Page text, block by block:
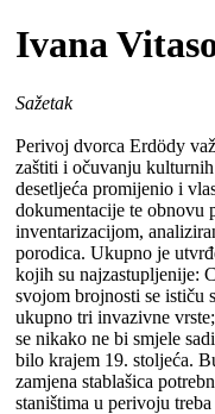
Ivana
Sažetak
Perivoj dvorca Erdödy
zaštiti i očuvanju
desetljeća promijenio i
dokumentacije te obnovu
inventarizacijom,
porodica. Ukupno je
kojih su najzastupljenije:
svojom brojnosti se ističu
ukupno tri invazivne
se nikako ne bi smjele
bilo krajem 19. stoljeća.
zamjena stablašica
staništima u perivoju